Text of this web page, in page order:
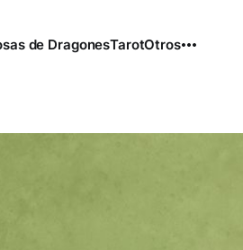
de DragonesTarotOtros